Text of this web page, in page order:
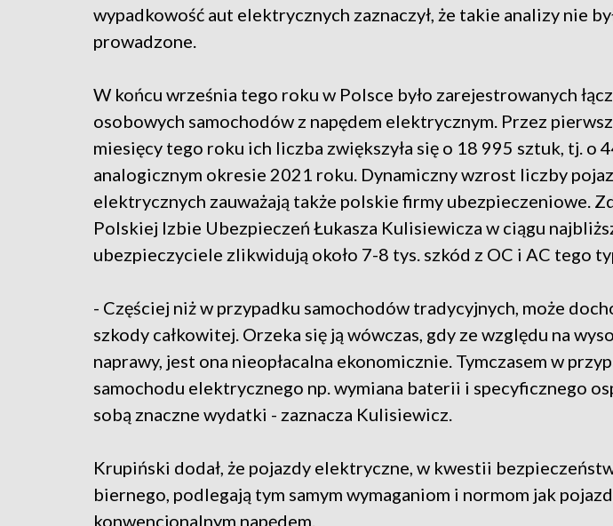
wypadkowość aut elektrycznych zaznaczył, że takie analizy nie
prowadzone.
W końcu września tego roku w Polsce było zarejestrowanych
osobowych samochodów z napędem elektrycznym. Przez
miesięcy tego roku ich liczba zwiększyła się o 18 995 sztuk, tj. o
analogicznym okresie 2021 roku. Dynamiczny wzrost liczby
elektrycznych zauważają także polskie firmy ubezpieczeniowe.
Polskiej Izbie Ubezpieczeń Łukasza Kulisiewicza w ciągu
ubezpieczyciele zlikwidują około 7-8 tys. szkód z OC i AC tego
- Częściej niż w przypadku samochodów tradycyjnych, może
szkody całkowitej. Orzeka się ją wówczas, gdy ze względu na
naprawy, jest ona nieopłacalna ekonomicznie. Tymczasem w
samochodu elektrycznego np. wymiana baterii i specyficznego
sobą znaczne wydatki - zaznacza Kulisiewicz.
Krupiński dodał, że pojazdy elektryczne, w kwestii
biernego, podlegają tym samym wymaganiom i normom jak
konwencjonalnym napędem.